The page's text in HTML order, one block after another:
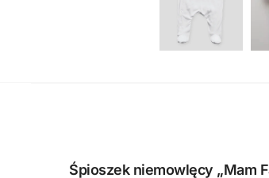
Śpioszek niemowlęcy „Mam